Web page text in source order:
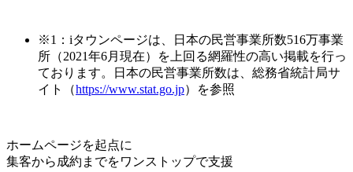
※1：iタウンページは、日本の民営事業所数516万事業
所（2021年6月現在）を上回る網羅性の高い掲載を行っ
ております。日本の民営事業所数は、総務省統計局サ
イト（https://www.stat.go.jp）を参照
ホームページを起点に
集客から成約までをワンストップで支援